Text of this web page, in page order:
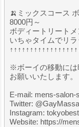
🍌ミックスコース
8000円～
ボディートリート
いちゃタイムでリ
※ボーイの移動には
お願いいたします。
E-mail: mens-salon-
Twitter:
Instagram:
Website: https://